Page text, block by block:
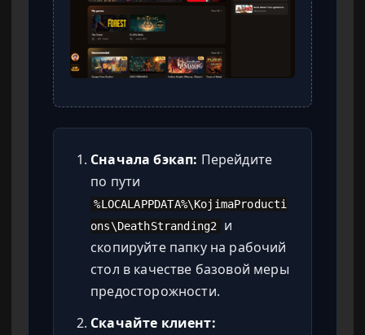
Сначала бэкап: Перейдите
по пути
%LOCALAPPDATA%\KojimaProducti
ons\DeathStranding2
и
скопируйте папку на рабочий
стол в качестве базовой меры
предосторожности.
Скачайте клиент: